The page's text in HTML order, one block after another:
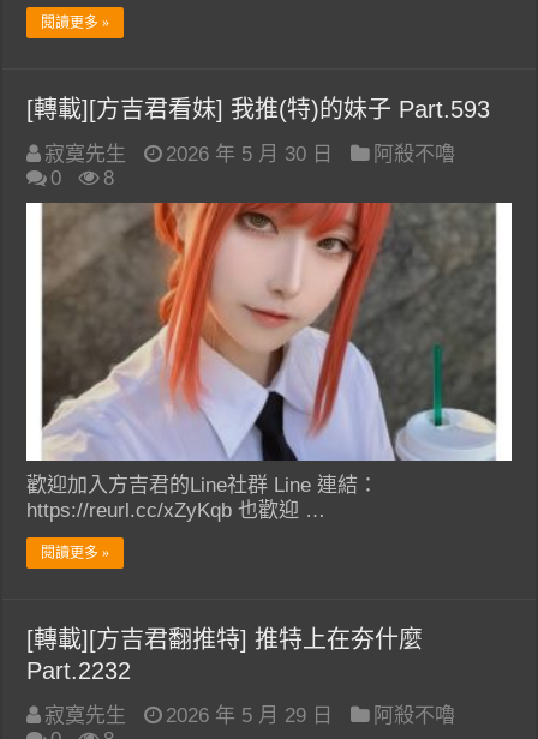
閱讀更多 »
[轉載][方吉君看妹] 我推(特)的妹子 Part.593
寂寞先生 2026 年 5 月 30 日
阿殺不嚕
0
8
歡迎加入方吉君的Line社群 Line 連結：
https://reurl.cc/xZyKqb 也歡迎 …
閱讀更多 »
[轉載][方吉君翻推特] 推特上在夯什麼
Part.2232
寂寞先生 2026 年 5 月 29 日
阿殺不嚕